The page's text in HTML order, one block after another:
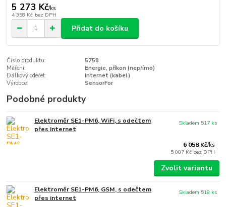
5 273 Kč/ks
4 358 Kč bez DPH
Přidat do košíku
Číslo produktu:
5758
Měření:
Energie, příkon (nepřímo)
Dálkový odečet:
Internet (kabel)
Výrobce:
SensorFor
Podobné produkty
Elektroměr SE1-PM6, WiFi, s odečtem
přes internet
6 058 Kč/ks
5 007 Kč bez DPH
Skladem 517 ks
Zvolit variantu
Elektroměr SE1-PM6, GSM, s odečtem
přes internet
Skladem 518 ks